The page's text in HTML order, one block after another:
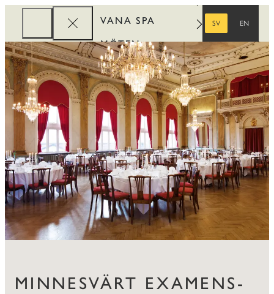
VANA SPA
MÖTEN
FÖRETAG
REWARDS
SV
EN
MINNESVÄRT EXAMENS-